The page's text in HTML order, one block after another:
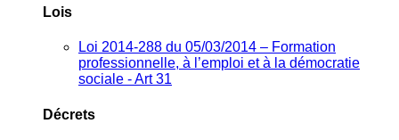
Lois
Loi 2014-288 du 05/03/2014 – Formation
professionnelle, à l’emploi et à la démocratie
sociale - Art 31
Décrets